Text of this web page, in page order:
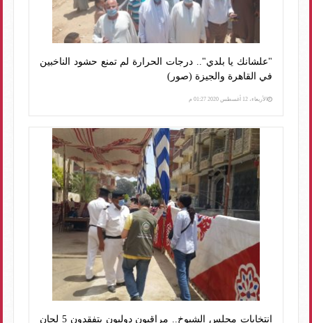
"علشانك يا بلدي".. درجات الحرارة لم تمنع حشود الناخبين
في القاهرة والجيزة (صور)
الأربعاء، 12 أغسطس 2020 01:27 م
انتخابات مجلس الشيوخ.. مراقبون دوليون يتفقدون 5 لجان